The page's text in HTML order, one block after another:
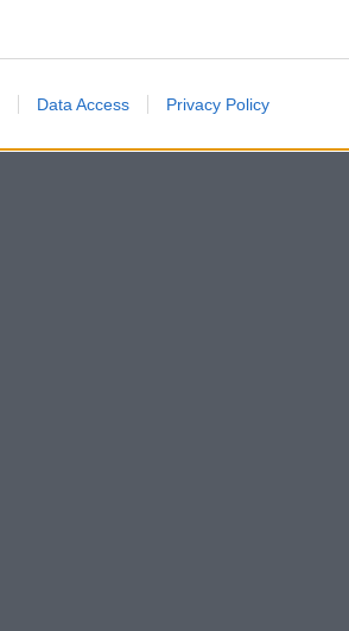
Data Access Privacy Policy